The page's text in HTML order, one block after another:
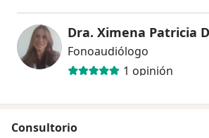
Dra. Ximena Patricia
Fonoaudiólogo
1 opinión
Consultorio